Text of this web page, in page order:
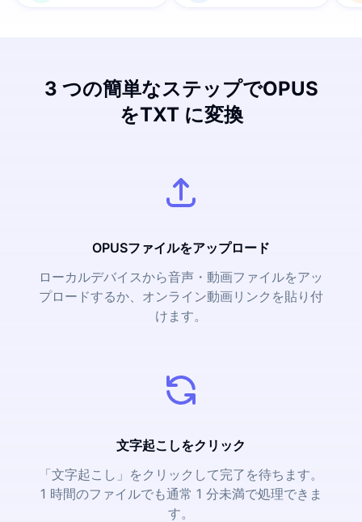
3 つの簡単なステップでOPUS
をTXT に変換
OPUSファイルをアップロード
ローカルデバイスから音声・動画ファイルをアッ
プロードするか、オンライン動画リンクを貼り付
けます。
文字起こしをクリック
「文字起こし」をクリックして完了を待ちます。
1 時間のファイルでも通常 1 分未満で処理できま
す。